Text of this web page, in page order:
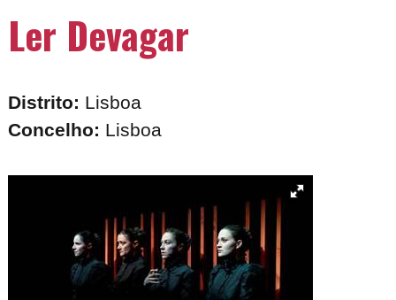
Ler Devagar
Distrito: Lisboa
Concelho: Lisboa